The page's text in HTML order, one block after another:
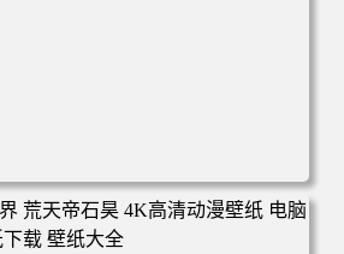
小黑 罗小黑战记 罗小黑战记2 风息
清壁纸 壁纸下载 壁纸大全